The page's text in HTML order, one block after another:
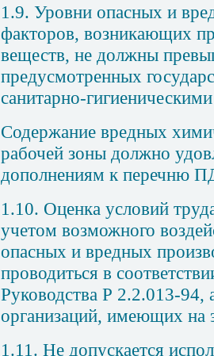
1.9. Уровни опасных и
факторов, возникающих
веществ, не должны
предусмотренных
санитарно-
Содержание вредных
рабочей зоны должно
дополнениям к перечню
1.10. Оценка условий
учетом возможного
опасных и вредных
проводиться в
Руководства Р 2.2.013-94,
организаций, имеющих на
1.11. Не допускается